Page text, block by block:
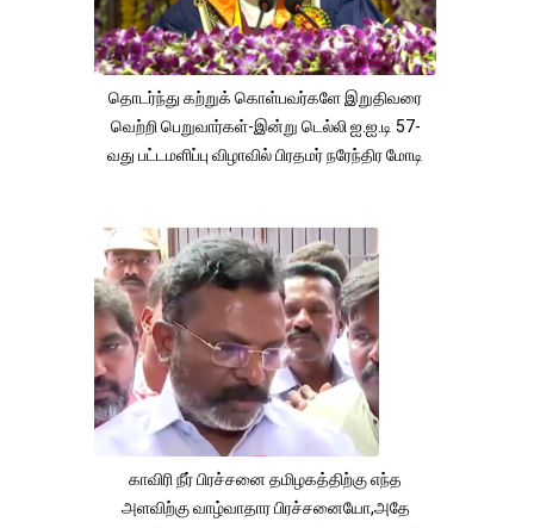
தொடர்ந்து கற்றுக் கொள்பவர்களே இறுதிவரை
வெற்றி பெறுவார்கள்-இன்று டெல்லி ஐ.ஐ.டி 57-
வது பட்டமளிப்பு விழாவில் பிரதமர் நரேந்திர மோடி
காவிரி நீர் பிரச்சனை தமிழகத்திற்கு எந்த
அளவிற்கு வாழ்வாதார பிரச்சனையோ,அதே